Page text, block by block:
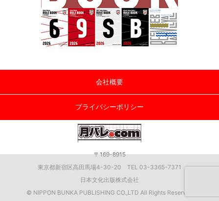
会社概要
プライバシーポリシー
〒169-8915
東京都新宿区高田馬場4-30-20 TEL 03-3365-7371
日本文化出版株式会社
© NIPPON BUNKA PUBLISHING CO.,LTD All Rights Reserved